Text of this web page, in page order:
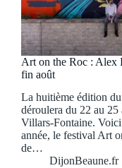
Art on the Roc : Alex
fin août
La huitième édition
déroulera du 22 au
Villars-Fontaine.
année, le festival Art
de…
DijonBeaune.fr